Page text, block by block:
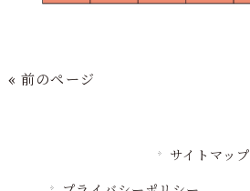
« 前のページ
サイトマップ